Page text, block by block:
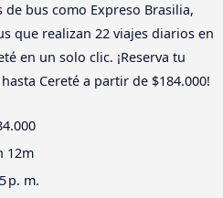
bus como Expreso Brasilia,
que realizan 22 viajes diarios en
en un solo clic. ¡Reserva tu
Cereté a partir de $184.000!
12m
p. m.